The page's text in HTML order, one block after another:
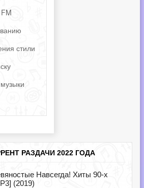
стили
РАЗДАЧИ 2022 ГОДА
Навсегда! Хиты 90-х
(2019)